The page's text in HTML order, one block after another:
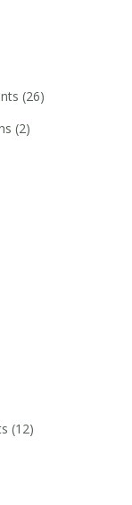
(26)
(2)
(12)